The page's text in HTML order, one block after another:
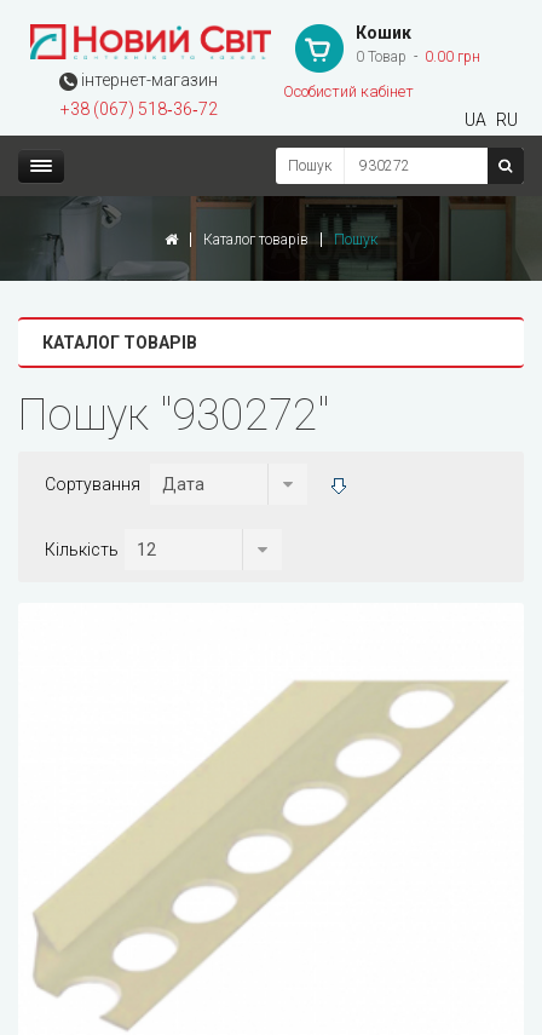
інтернет-магазин
+38 (067) 518‑36‑72
Кошик
0 Товар 0.00 грн
Особистий кабінет
UA RU
Пошук
Каталог товарів Пошук
КАТАЛОГ ТОВАРІВ
Пошук "930272"
Сортування
Кількість